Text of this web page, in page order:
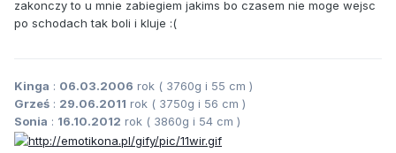
zakonczy to u mnie zabiegiem jakims bo czasem nie moge wejsc
po schodach tak boli i kluje :(
Kinga : 06.03.2006 rok ( 3760g i 55 cm )
Grześ : 29.06.2011 rok ( 3750g i 56 cm )
Sonia : 16.10.2012 rok ( 3860g i 54 cm )